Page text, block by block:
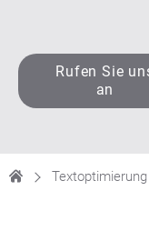
Rufen Sie
an
Textoptimierung